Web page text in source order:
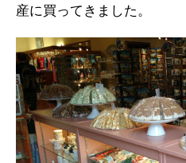
産に買ってきました。